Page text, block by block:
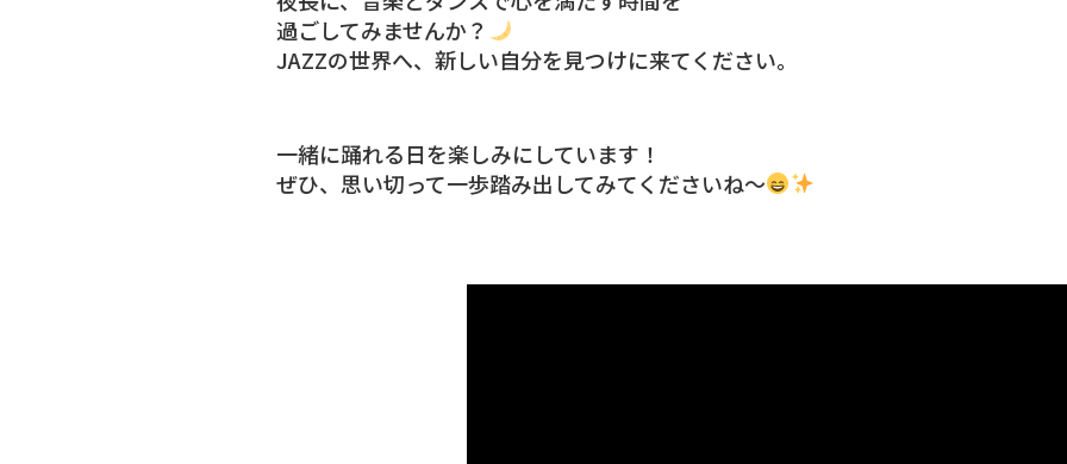
過ごしてみませんか？
JAZZの世界へ、新しい自分を見つけに来てください。
一緒に踊れる日を楽しみにしています！
ぜひ、思い切って一歩踏み出してみてくださいね〜